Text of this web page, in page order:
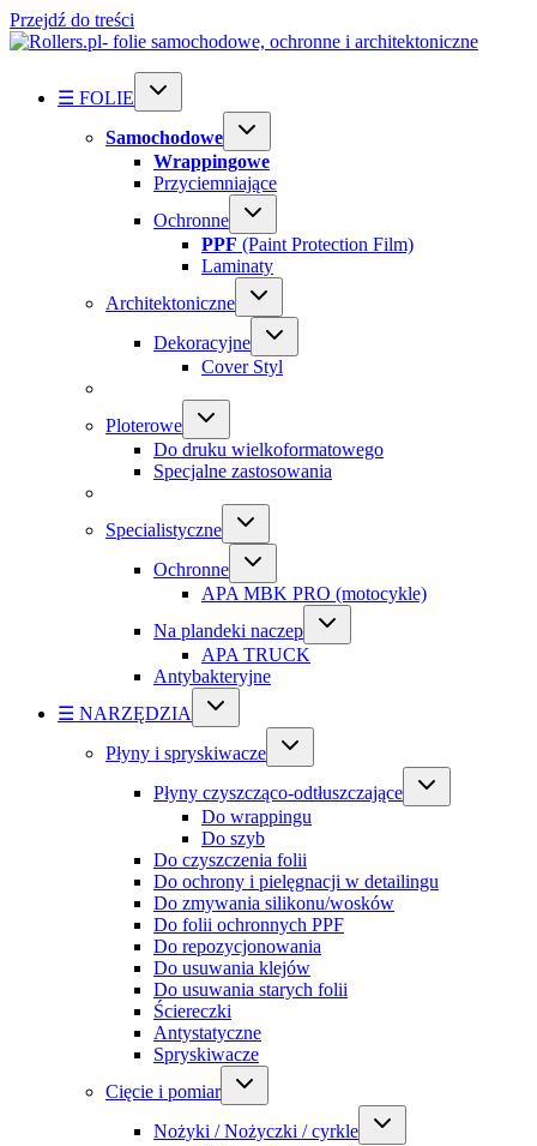
Przejdź do treści
☰ FOLIE
Samochodowe
Wrappingowe
Przyciemniające
Ochronne
PPF (Paint Protection Film)
Laminaty
Architektoniczne
Dekoracyjne
Cover Styl
Ploterowe
Do druku wielkoformatowego
Specjalne zastosowania
Specialistyczne
Ochronne
APA MBK PRO (motocykle)
Na plandeki naczep
APA TRUCK
Antybakteryjne
☰ NARZĘDZIA
Płyny i spryskiwacze
Płyny czyszcząco-odtłuszczające
Do wrappingu
Do szyb
Do czyszczenia folii
Do ochrony i pielęgnacji w detailingu
Do zmywania silikonu/wosków
Do folii ochronnych PPF
Do repozycjonowania
Do usuwania klejów
Do usuwania starych folii
Ściereczki
Antystatyczne
Spryskiwacze
Cięcie i pomiar
Nożyki / Nożyczki / cyrkle